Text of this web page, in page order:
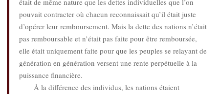
était de même nature que les dettes individuelles que l’on
pouvait contracter où chacun reconnaissait qu’il était juste
d’opérer leur remboursement. Mais la dette des nations n’était
pas remboursable et n’était pas faite pour être remboursée,
elle était uniquement faite pour que les peuples se relayant de
génération en génération versent une rente perpétuelle à la
puissance financière.
À la différence des individus, les nations étaient